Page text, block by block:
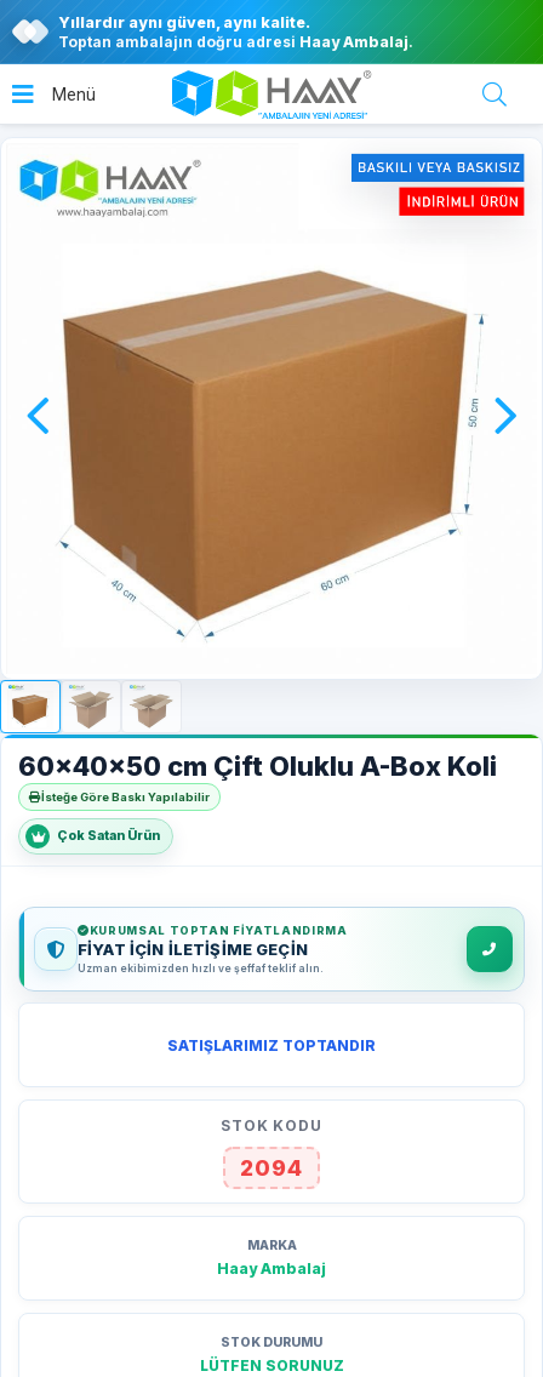
Yıllardır aynı güven, aynı kalite.
Toptan ambalajın doğru adresi Haay Ambalaj.
60x40x50 cm Çift Oluklu A-Box Koli
İsteğe Göre Baskı Yapılabilir
Çok Satan Ürün
KURUMSAL TOPTAN FIYATLANDIRMA
FİYAT İÇİN İLETİŞİME GEÇİN
Uzman ekibimizden hızlı ve şeffaf teklif alın.
SATIŞLARIMIZ TOPTANDIR
STOK KODU
2094
MARKA
Haay Ambalaj
STOK DURUMU
LÜTFEN SORUNUZ